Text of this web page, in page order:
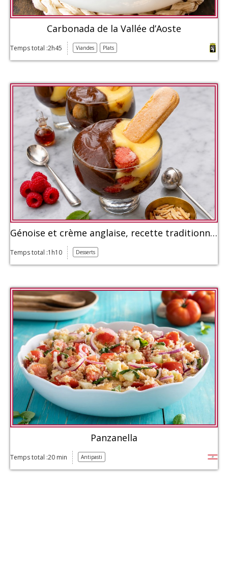
Carbonada de la Vallée d’Aoste
Temps total :2h45 Viandes Plats
Génoise et crème anglaise, recette traditionnelle
Temps total :1h10 Desserts
Panzanella
Temps total :20 min Antipasti